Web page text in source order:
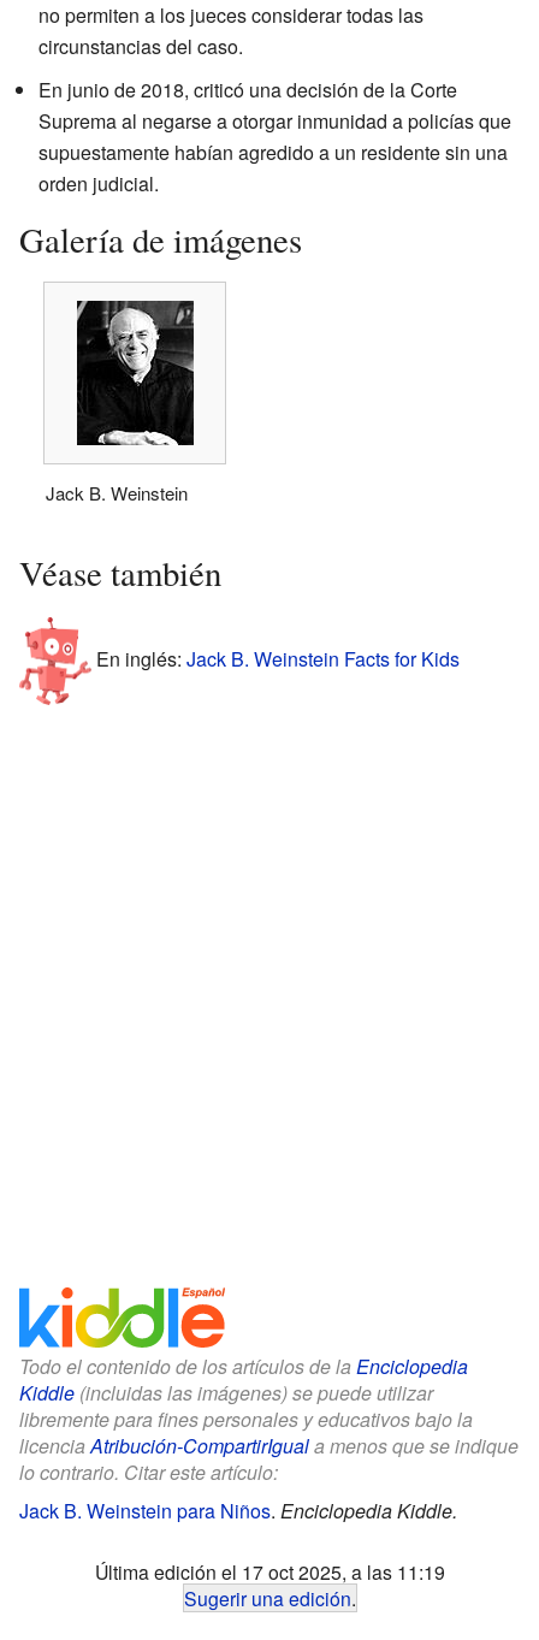
no permiten a los jueces considerar todas las
circunstancias del caso.
En junio de 2018, criticó una decisión de la Corte
Suprema al negarse a otorgar inmunidad a policías que
supuestamente habían agredido a un residente sin una
orden judicial.
Galería de imágenes
Jack B. Weinstein
Véase también
En inglés: Jack B. Weinstein Facts for Kids
Todo el contenido de los artículos de la Enciclopedia
Kiddle (incluidas las imágenes) se puede utilizar
libremente para fines personales y educativos bajo la
licenciaAtribución-CompartirIguala menos que se indique
lo contrario. Citar este artículo:
Jack B. Weinstein para Niños. Enciclopedia Kiddle.
Última edición el 17 oct 2025, a las 11:19
Sugerir una edición.